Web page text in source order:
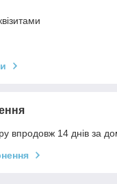
впродовж 14 днів за